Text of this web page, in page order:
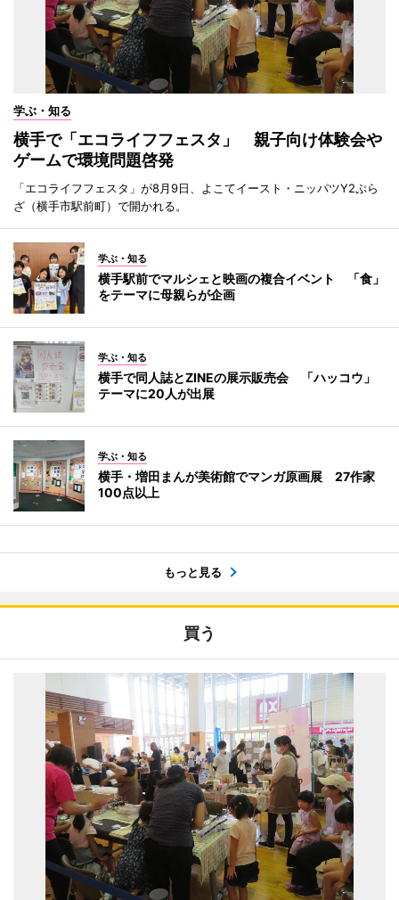
学ぶ・知る
横手で「エコライフフェスタ」 親子向け体験会や
ゲームで環境問題啓発
「エコライフフェスタ」が8月9日、よこてイースト・ニッパツY2ぷら
ざ（横手市駅前町）で開かれる。
学ぶ・知る
横手駅前でマルシェと映画の複合イベント 「食」
をテーマに母親らが企画
学ぶ・知る
横手で同人誌とZINEの展示販売会 「ハッコウ」
テーマに20人が出展
学ぶ・知る
横手・増田まんが美術館でマンガ原画展 27作家
100点以上
もっと見る
買う